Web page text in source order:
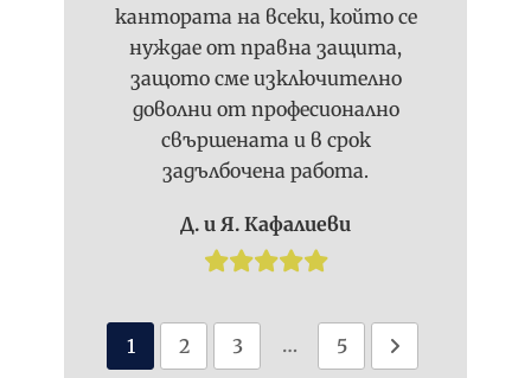
кантората на всеки, който се
нуждае от правна защита,
защото сме изключително
доволни от професионално
свършената и в срок
задълбочена работа.
Д. и Я. Кафалиеви
1 2 3 … 5